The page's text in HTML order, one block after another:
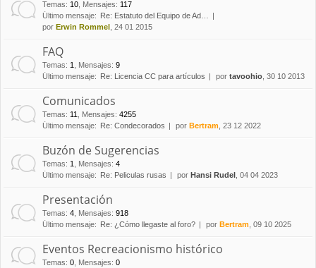
Temas: 10 Mensajes: 117
Último mensaje:
Re: Estatuto del Equipo de Ad…
por Erwin Rommel , 24 01 2015
FAQ
Temas: 1 Mensajes: 9
Último mensaje:
Re: Licencia CC para artículos por tavoohio , 30 10 2013
Comunicados
Temas: 11 Mensajes: 4255
Último mensaje:
Re: Condecorados por Bertram , 23 12 2022
Buzón de Sugerencias
Temas: 1 Mensajes: 4
Último mensaje:
Re: Peliculas rusas por Hansi Rudel , 04 04 2023
Presentación
Temas: 4 Mensajes: 918
Último mensaje:
Re: ¿Cómo llegaste al foro? por Bertram , 09 10 2025
Eventos Recreacionismo histórico
Temas: 0 Mensajes: 0